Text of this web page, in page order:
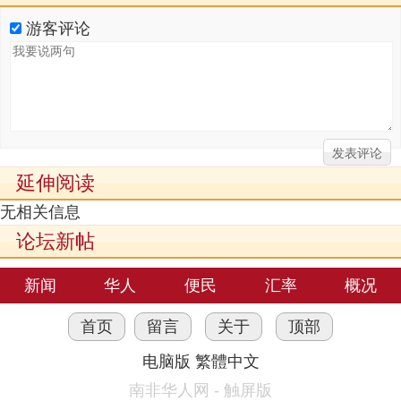
游客评论
延伸阅读
无相关信息
论坛新帖
新闻 华人 便民 汇率 概况
首页 留言 关于
顶部
电脑版 繁體中文
南非华人网 - 触屏版